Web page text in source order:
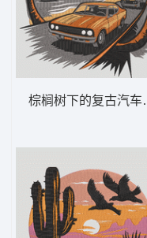
棕榈树下的复古汽车